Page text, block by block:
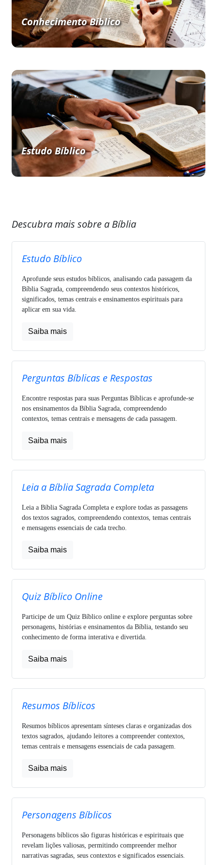
Conhecimento Bíblico
Estudo Bíblico
Descubra mais sobre a Bíblia
Estudo Bíblico
Aprofunde seus estudos bíblicos, analisando cada passagem da
Bíblia Sagrada, compreendendo seus contextos históricos,
significados, temas centrais e ensinamentos espirituais para
aplicar em sua vida.
Saiba mais
Perguntas Bíblicas e Respostas
Encontre respostas para suas Perguntas Bíblicas e aprofunde-se
nos ensinamentos da Bíblia Sagrada, compreendendo
contextos, temas centrais e mensagens de cada passagem.
Saiba mais
Leia a Bíblia Sagrada Completa
Leia a Bíblia Sagrada Completa e explore todas as passagens
dos textos sagrados, compreendendo contextos, temas centrais
e mensagens essenciais de cada trecho.
Saiba mais
Quiz Bíblico Online
Participe de um Quiz Bíblico online e explore perguntas sobre
personagens, histórias e ensinamentos da Bíblia, testando seu
conhecimento de forma interativa e divertida.
Saiba mais
Resumos Bíblicos
Resumos bíblicos apresentam sínteses claras e organizadas dos
textos sagrados, ajudando leitores a compreender contextos,
temas centrais e mensagens essenciais de cada passagem.
Saiba mais
Personagens Bíblicos
Personagens bíblicos são figuras históricas e espirituais que
revelam lições valiosas, permitindo compreender melhor
narrativas sagradas, seus contextos e significados essenciais.